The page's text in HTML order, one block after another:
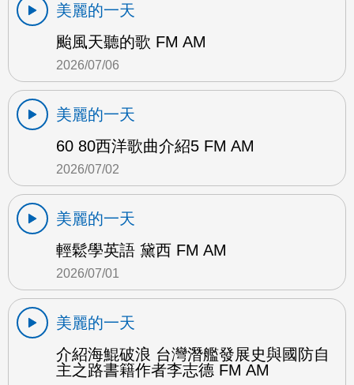
美麗的一天
颱風天聽的歌 FM AM
2026/07/06
美麗的一天
60 80西洋歌曲介紹5 FM AM
2026/07/02
美麗的一天
輕鬆學英語 黛西 FM AM
2026/07/01
美麗的一天
介紹海鯤破浪 台灣潛艦發展史與國防自
主之路書籍作者李志德 FM AM